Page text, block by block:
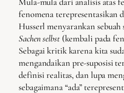
fenomena terepresentasikan
Husserl menyarankan sebuah
Sachen selbst (kembali pada
Sebagai kritik karena kita
mengandaikan pre-suposisi
definisi realitas, dan lupa
sebagaimana “ada”